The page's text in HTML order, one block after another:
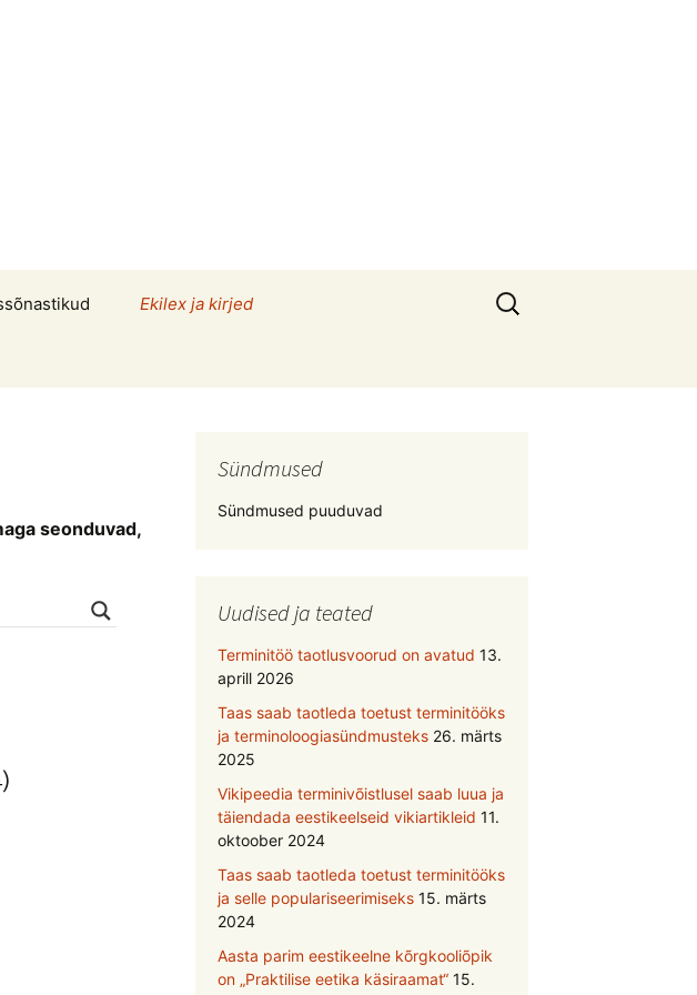
Ekilex ja kirjed
Otsi:
seonduvad,
Sündmused
Sündmused puuduvad
Uudised ja teated
Terminitöö taotlusvoorud on avatud 13.
aprill 2026
Taas saab taotleda toetust terminitööks
ja terminoloogiasündmusteks 26. märts
2025
Vikipeedia terminivõistlusel saab luua ja
täiendada eestikeelseid vikiartikleid 11.
oktoober 2024
Taas saab taotleda toetust terminitööks
ja selle populariseerimiseks 15. märts
2024
Aasta parim eestikeelne kõrgkooliõpik
on „Praktilise eetika käsiraamat“ 15.